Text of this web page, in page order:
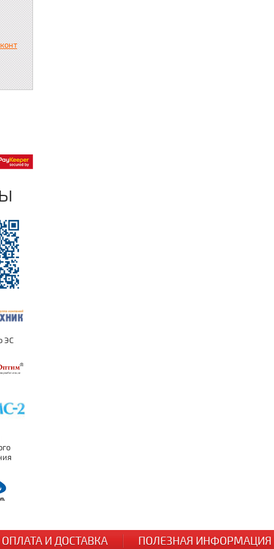
ОПЛАТА И ДОСТАВКА ПОЛЕЗНАЯ ИНФОРМАЦИЯ